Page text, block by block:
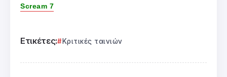
Scream 7
Ετικέτες: Κριτικές ταινιών